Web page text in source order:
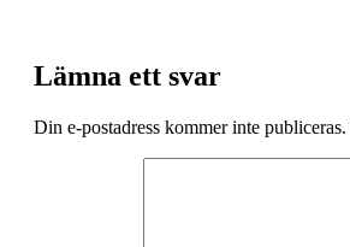
Lämna ett svar
Din e-postadress kommer inte publiceras.